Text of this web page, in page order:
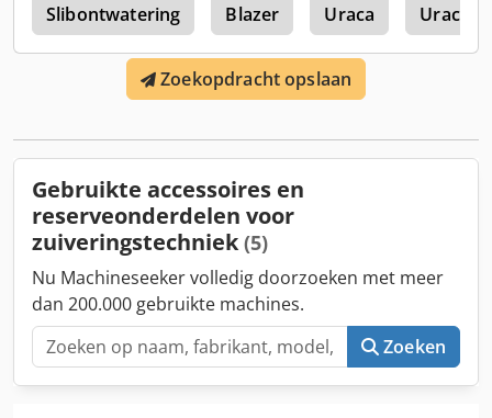
Slibontwatering Blazer Uraca Uraca
Zoekopdracht opslaan
Gebruikte accessoires en
reserveonderdelen voor
zuiveringstechniek (5)
Nu Machineseeker volledig doorzoeken met meer
dan 200.000 gebruikte machines.
Zoeken